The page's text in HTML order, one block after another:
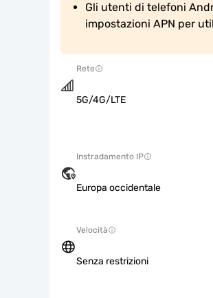
Gli utenti di telefoni
impostazioni APN per
Rete
5G/4G/LTE
Instradamento IP
Europa occidentale
Velocità
Senza restrizioni